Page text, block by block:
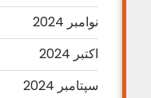
نوامبر 2024
اکتبر 2024
سپتامبر 2024